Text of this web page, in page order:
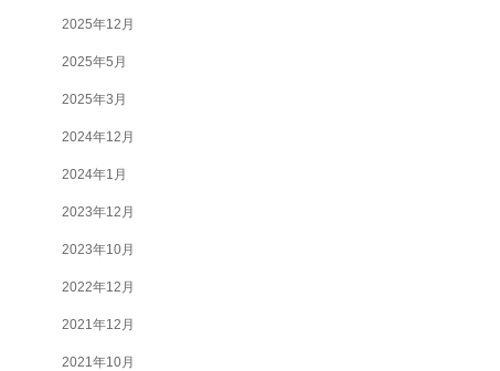
2025年12月
2025年5月
2025年3月
2024年12月
2024年1月
2023年12月
2023年10月
2022年12月
2021年12月
2021年10月